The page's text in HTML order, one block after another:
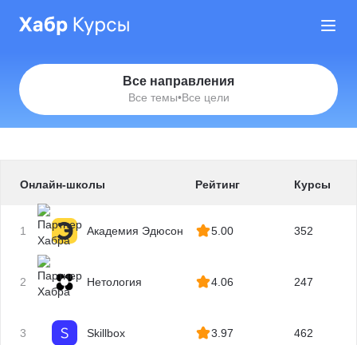
Все направления
Все темы•Все цели
Онлайн-школы Рейтинг Курсы
1 Академия Эдюсон 5.00 352
2 Нетология 4.06 247
3 Skillbox 3.97 462